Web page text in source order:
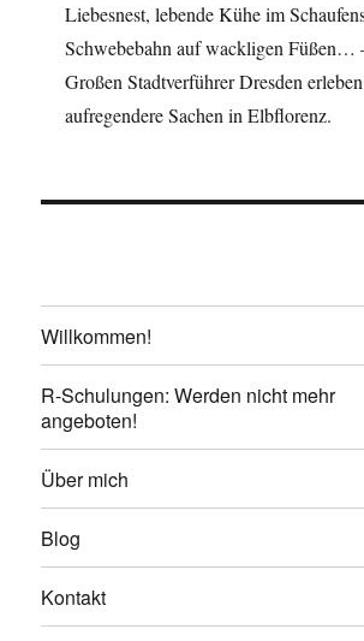
Liebesnest, lebende Kühe im
Schwebebahn auf wackligen Füßen…
Großen Stadtverführer Dresden
aufregendere Sachen in Elbflorenz.
Willkommen!
R-Schulungen: Werden nicht mehr
angeboten!
Über mich
Blog
Kontakt